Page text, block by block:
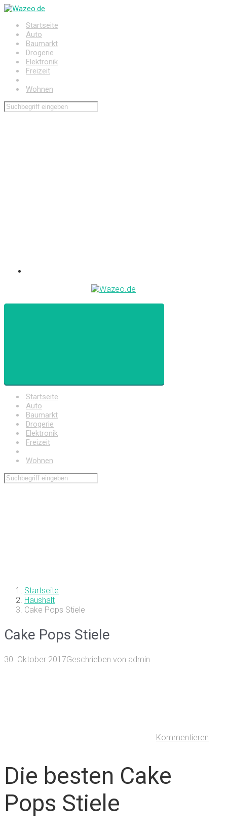
Zum
springenStartseite
Auto
Baumarkt
Drogerie
Elektronik
Freizeit
Wohnen
Startseite
Auto
Baumarkt
Drogerie
Elektronik
Freizeit
Wohnen
Startseite
Haushalt
Cake Pops Stiele
Cake Pops Stiele
30. Oktober 2017Geschrieben von admin
Kommentieren
Die besten Cake
Pops Stiele